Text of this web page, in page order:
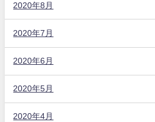
2020年8月
2020年7月
2020年6月
2020年5月
2020年4月